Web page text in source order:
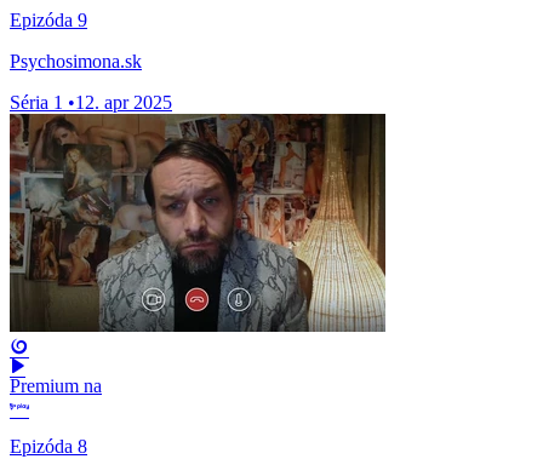
Epizóda 9
Psychosimona.sk
Séria 1 •12. apr 2025
Premium na
Epizóda 8